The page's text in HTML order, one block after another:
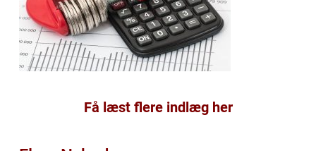
Få læst flere indlæg her